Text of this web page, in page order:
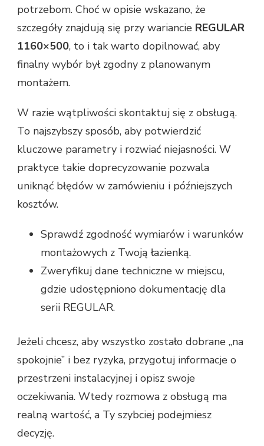
potrzebom. Choć w opisie wskazano, że
szczegóły znajdują się przy wariancie REGULAR
1160×500, to i tak warto dopilnować, aby
finalny wybór był zgodny z planowanym
montażem.
W razie wątpliwości skontaktuj się z obsługą.
To najszybszy sposób, aby potwierdzić
kluczowe parametry i rozwiać niejasności. W
praktyce takie doprecyzowanie pozwala
uniknąć błędów w zamówieniu i późniejszych
kosztów.
Sprawdź zgodność wymiarów i warunków
montażowych z Twoją łazienką.
Zweryfikuj dane techniczne w miejscu,
gdzie udostępniono dokumentację dla
serii REGULAR.
Jeżeli chcesz, aby wszystko zostało dobrane „na
spokojnie” i bez ryzyka, przygotuj informacje o
przestrzeni instalacyjnej i opisz swoje
oczekiwania. Wtedy rozmowa z obsługą ma
realną wartość, a Ty szybciej podejmiesz
decyzję.